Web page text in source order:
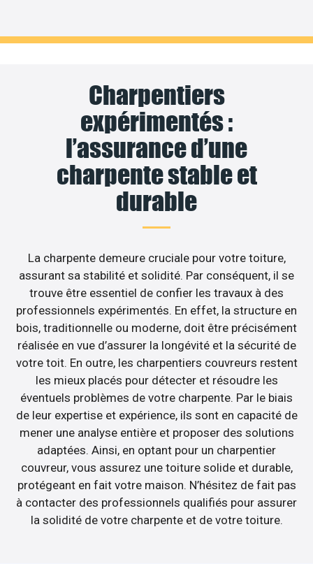
Charpentiers
expérimentés :
l’assurance d’une
charpente stable et
durable
La charpente demeure cruciale pour votre toiture,
assurant sa stabilité et solidité. Par conséquent, il se
trouve être essentiel de confier les travaux à des
professionnels expérimentés. En effet, la structure en
bois, traditionnelle ou moderne, doit être précisément
réalisée en vue d’assurer la longévité et la sécurité de
votre toit. En outre, les charpentiers couvreurs restent
les mieux placés pour détecter et résoudre les
éventuels problèmes de votre charpente. Par le biais
de leur expertise et expérience, ils sont en capacité de
mener une analyse entière et proposer des solutions
adaptées. Ainsi, en optant pour un charpentier
couvreur, vous assurez une toiture solide et durable,
protégeant en fait votre maison. N’hésitez de fait pas
à contacter des professionnels qualifiés pour assurer
la solidité de votre charpente et de votre toiture.